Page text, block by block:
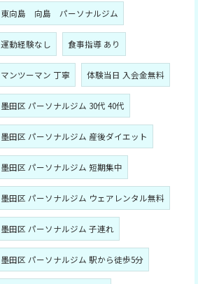
東向島 向島 パーソナルジム
運動経験なし 食事指導 あり
マンツーマン 丁寧 体験当日 入会金無料
墨田区 パーソナルジム 30代 40代
墨田区 パーソナルジム 産後ダイエット
墨田区 パーソナルジム 短期集中
墨田区 パーソナルジム ウェアレンタル無料
墨田区 パーソナルジム 子連れ
墨田区 パーソナルジム 駅から徒歩5分